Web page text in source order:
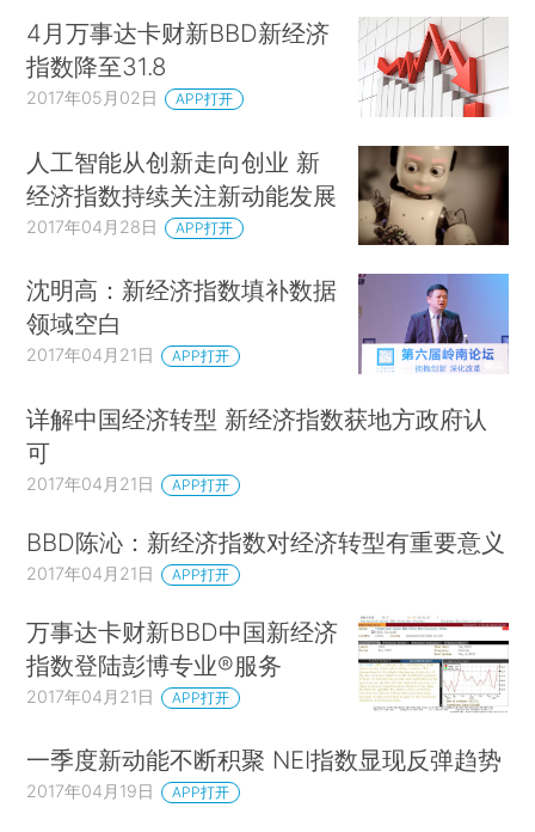
4月万事达卡财新BBD新经济
指数降至31.8
2017年05月02日 APP打开
人工智能从创新走向创业 新
经济指数持续关注新动能发展
2017年04月28日 APP打开
沈明高：新经济指数填补数据
领域空白
2017年04月21日 APP打开
详解中国经济转型 新经济指数获地方政府认
可
2017年04月21日 APP打开
BBD陈沁：新经济指数对经济转型有重要意义
2017年04月21日 APP打开
万事达卡财新BBD中国新经济
指数登陆彭博专业®服务
2017年04月21日 APP打开
一季度新动能不断积聚 NEI指数显现反弹趋势
2017年04月19日 APP打开